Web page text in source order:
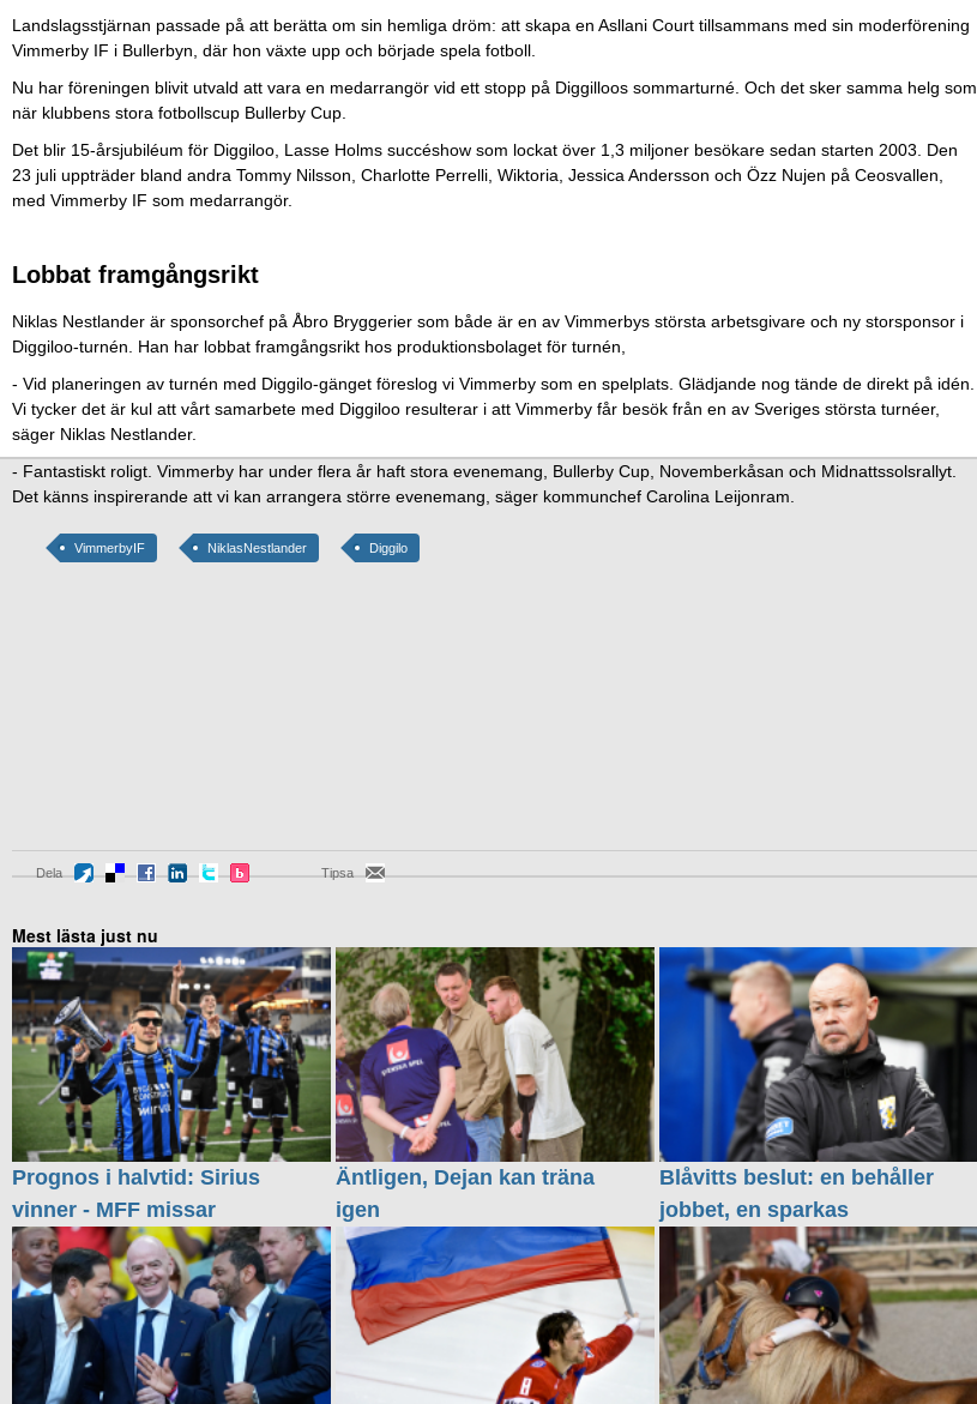
Landslagsstjärnan passade på att berätta om sin hemliga dröm: att skapa en Asllani Court tillsammans med sin moderförening
Vimmerby IF i Bullerbyn, där hon växte upp och började spela fotboll.
Nu har föreningen blivit utvald att vara en medarrangör vid ett stopp på Diggilloos sommarturné. Och det sker samma helg som
när klubbens stora fotbollscup Bullerby Cup.
Det blir 15-årsjubiléum för Diggiloo, Lasse Holms succéshow som lockat över 1,3 miljoner besökare sedan starten 2003. Den
23 juli uppträder bland andra Tommy Nilsson, Charlotte Perrelli, Wiktoria, Jessica Andersson och Özz Nujen på Ceosvallen,
med Vimmerby IF som medarrangör.
Lobbat framgångsrikt
Niklas Nestlander är sponsorchef på Åbro Bryggerier som både är en av Vimmerbys största arbetsgivare och ny storsponsor i
Diggiloo-turnén. Han har lobbat framgångsrikt hos produktionsbolaget för turnén,
- Vid planeringen av turnén med Diggilo-gänget föreslog vi Vimmerby som en spelplats. Glädjande nog tände de direkt på idén.
Vi tycker det är kul att vårt samarbete med Diggiloo resulterar i att Vimmerby får besök från en av Sveriges största turnéer,
säger Niklas Nestlander.
- Fantastiskt roligt. Vimmerby har under flera år haft stora evenemang, Bullerby Cup, Novemberkåsan och Midnattssolsrallyt.
Det känns inspirerande att vi kan arrangera större evenemang, säger kommunchef Carolina Leijonram.
VimmerbyIF NiklasNestlander Diggilo
Dela Tipsa
Mest lästa just nu
Prognos i halvtid: Sirius
vinner - MFF missar
Äntligen, Dejan kan träna
igen
Blåvitts beslut: en behåller
jobbet, en sparkas